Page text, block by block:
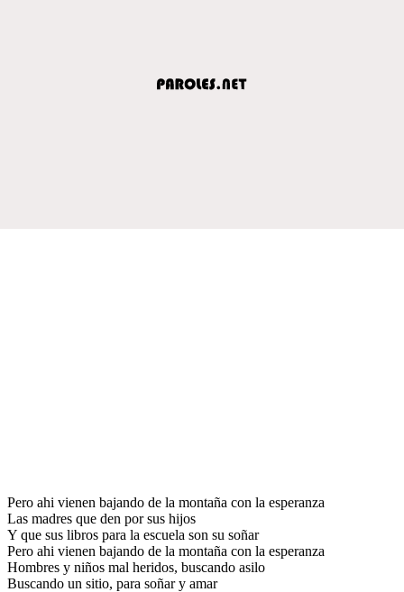
Pero ahi vienen bajando de la montaña con la esperanza
Las madres que den por sus hijos
Y que sus libros para la escuela son su soñar
Pero ahi vienen bajando de la montaña con la esperanza
Hombres y niños mal heridos, buscando asilo
Buscando un sitio, para soñar y amar